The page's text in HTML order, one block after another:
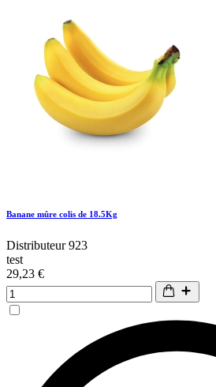
Banane mûre colis de 18.5Kg
Distributeur 923
test
29,23 €